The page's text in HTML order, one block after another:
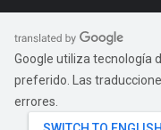
Google utiliza tecnología
preferido. Las
errores.